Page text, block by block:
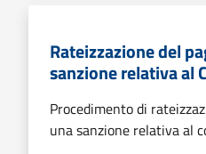
Rateizzazione del
sanzione relativa al
Procedimento di
una sanzione relativa al